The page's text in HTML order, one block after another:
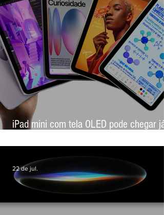
iPad mini com tela OLED pode chegar já
22 de jul.